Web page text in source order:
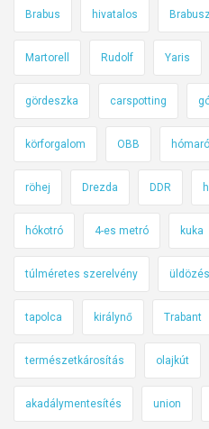
Brabus hivatalos Brabusz
Martorell Rudolf Yaris
gördeszka carspotting
körforgalom OBB hómaró
röhej Drezda DDR
hókotró 4-es metró kuka
túlméretes szerelvény üldözés
tapolca királynő Trabant
természetkárosítás olajkút
akadálymentesítés union